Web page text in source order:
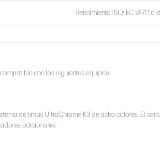
Rendimiento ISO/IEC 24711
con los siguientes equipos:
de tintas UltraChrome K3 de ocho colores. El
adicionales.